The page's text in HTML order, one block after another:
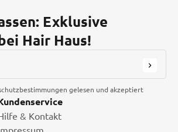
Exklusive
Hair Haus!
gelesen und akzeptiert
& Kontakt